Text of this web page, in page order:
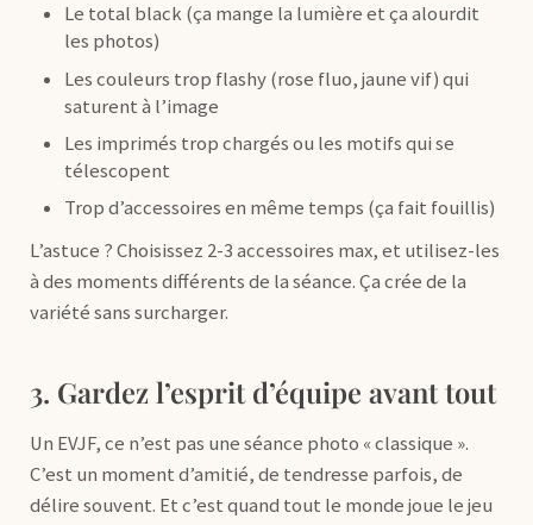
Le total black (ça mange la lumière et ça alourdit
les photos)
Les couleurs trop flashy (rose fluo, jaune vif) qui
saturent à l’image
Les imprimés trop chargés ou les motifs qui se
télescopent
Trop d’accessoires en même temps (ça fait fouillis)
L’astuce ? Choisissez 2-3 accessoires max, et utilisez-les
à des moments différents de la séance. Ça crée de la
variété sans surcharger.
3. Gardez l’esprit d’équipe avant tout
Un EVJF, ce n’est pas une séance photo « classique ».
C’est un moment d’amitié, de tendresse parfois, de
délire souvent. Et c’est quand tout le monde joue le jeu